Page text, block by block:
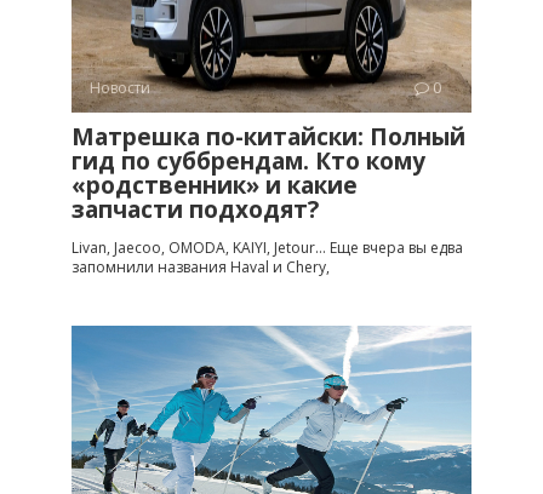
Новости 0
Матрешка по-китайски: Полный
гид по суббрендам. Кто кому
«родственник» и какие
запчасти подходят?
Livan, Jaecoo, OMODA, KAIYI, Jetour… Еще вчера вы едва
запомнили названия Haval и Chery,